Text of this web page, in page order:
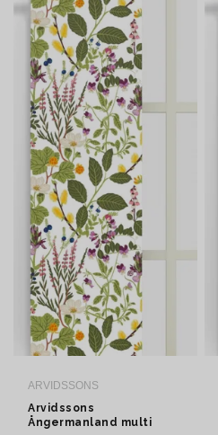
ARVIDSSONS
Arvidssons
Ångermanland multi